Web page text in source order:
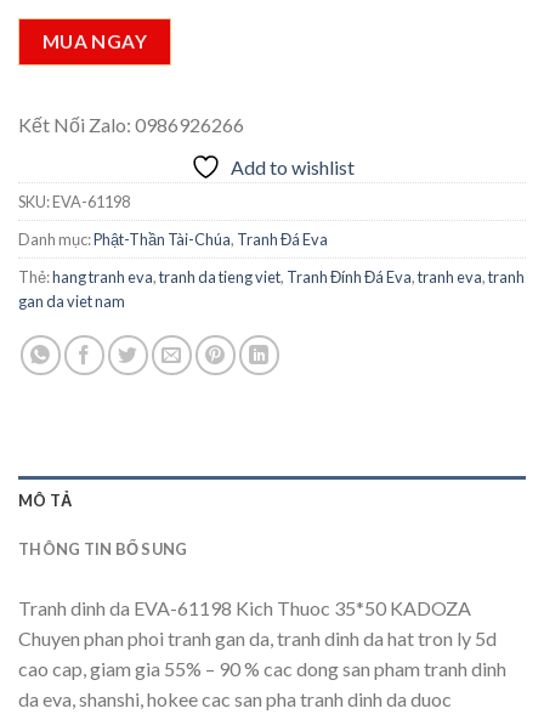
MUA NGAY
Kết Nối Zalo: 0986926266
Add to wishlist
SKU:EVA-61198
Danh mục:Phật-Thần Tài-Chúa, Tranh Đá Eva
Thẻ:hang tranh eva,tranh da tieng viet, Tranh Đính Đá Eva,tranh eva,tranh
gan da viet nam
MÔ TẢ
THÔNG TIN BỔ SUNG
Tranh dinh da EVA-61198 Kich Thuoc 35*50 KADOZA
Chuyen phan phoi tranh gan da, tranh dinh da hat tron ly 5d
cao cap, giam gia 55% – 90 % cac dong san pham tranh dinh
da eva, shanshi, hokee cac san pha tranh dinh da duoc